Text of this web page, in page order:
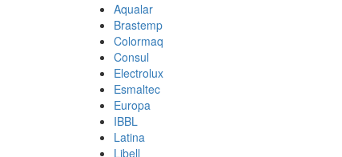
Aqualar
Brastemp
Colormaq
Consul
Electrolux
Esmaltec
Europa
IBBL
Latina
Libell